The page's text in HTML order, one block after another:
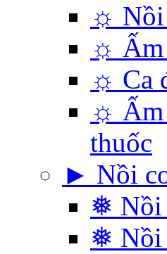
☼ Nồi
☼ Ấm
☼ Ca
☼ Ấm
thuốc
► Nồi
❅ Nồi
❅ Nồi